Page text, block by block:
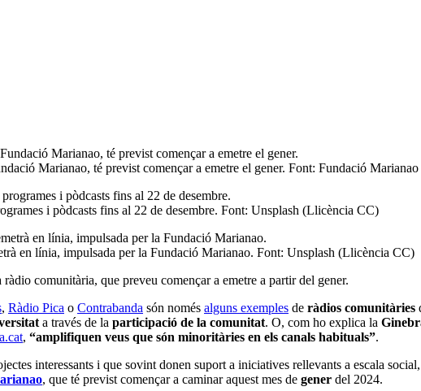
Marianao, té previst començar a emetre el gener. Font: Fundació Marianao
i pòdcasts fins al 22 de desembre. Font: Unsplash (Llicència CC)
en línia, impulsada per la Fundació Marianao. Font: Unsplash (Llicència CC)
comunitària, que preveu començar a emetre a partir del gener.
, Ràdio Pica o Contrabanda són només alguns exemples de ràdios comunitàries
a través de la participació de la comunitat. O, com ho explica la
, “amplifiquen veus que són minoritàries en els canals habituals”.
interessants i que sovint donen suport a iniciatives rellevants a escala
, que té previst començar a caminar aquest mes de gener del 2024.